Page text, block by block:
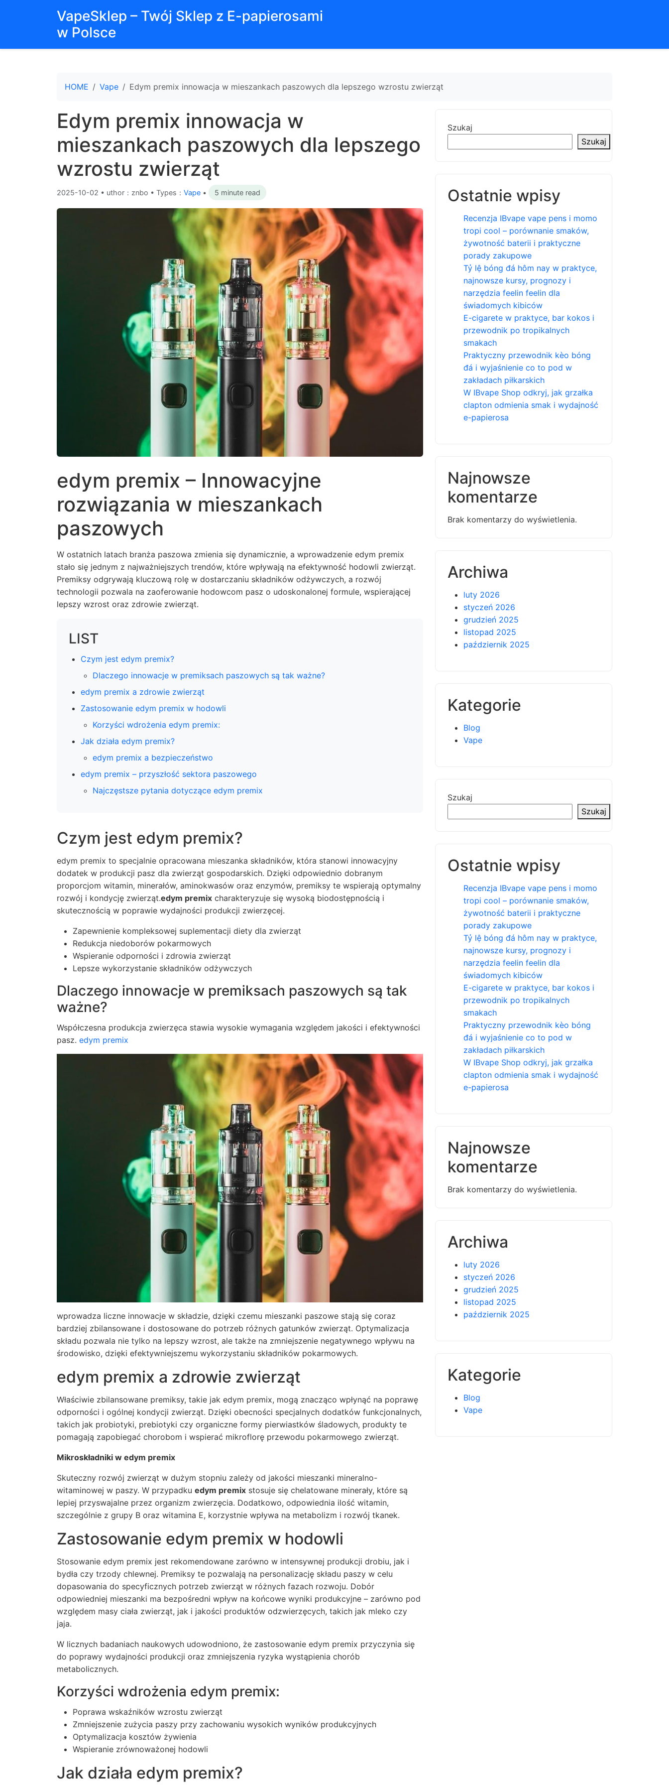
VapeSklep – Twój Sklep z E-papierosami
w Polsce
HOME Vape Edym premix innowacja w mieszankach paszowych dla lepszego wzrostu zwierząt
Edym premix innowacja w
mieszankach paszowych dla lepszego
wzrostu zwierząt
2025-10-02 • uthor：znbo • Types： Vape • 5 minute read
edym premix – Innowacyjne
rozwiązania w mieszankach
paszowych
W ostatnich latach branża paszowa zmienia się dynamicznie, a wprowadzenie edym premix
stało się jednym z najważniejszych trendów, które wpływają na efektywność hodowli zwierząt.
Premiksy odgrywają kluczową rolę w dostarczaniu składników odżywczych, a rozwój
technologii pozwala na zaoferowanie hodowcom pasz o udoskonalonej formule, wspierającej
lepszy wzrost oraz zdrowie zwierząt.
LIST
Czym jest edym premix?
Dlaczego innowacje w premiksach paszowych są tak ważne?
edym premix a zdrowie zwierząt
Zastosowanie edym premix w hodowli
Korzyści wdrożenia edym premix:
Jak działa edym premix?
edym premix a bezpieczeństwo
edym premix – przyszłość sektora paszowego
Najczęstsze pytania dotyczące edym premix
Czym jest edym premix?
edym premix to specjalnie opracowana mieszanka składników, która stanowi innowacyjny
dodatek w produkcji pasz dla zwierząt gospodarskich. Dzięki odpowiednio dobranym
proporcjom witamin, minerałów, aminokwasów oraz enzymów, premiksy te wspierają optymalny
rozwój i kondycję zwierząt.edym premix charakteryzuje się wysoką biodostępnością i
skutecznością w poprawie wydajności produkcji zwierzęcej.
Zapewnienie kompleksowej suplementacji diety dla zwierząt
Redukcja niedoborów pokarmowych
Wspieranie odporności i zdrowia zwierząt
Lepsze wykorzystanie składników odżywczych
Dlaczego innowacje w premiksach paszowych są tak
ważne?
Współczesna produkcja zwierzęca stawia wysokie wymagania względem jakości i efektywności
pasz. edym premix
wprowadza liczne innowacje w składzie, dzięki czemu mieszanki paszowe stają się coraz
bardziej zbilansowane i dostosowane do potrzeb różnych gatunków zwierząt. Optymalizacja
składu pozwala nie tylko na lepszy wzrost, ale także na zmniejszenie negatywnego wpływu na
środowisko, dzięki efektywniejszemu wykorzystaniu składników pokarmowych.
edym premix a zdrowie zwierząt
Właściwie zbilansowane premiksy, takie jak edym premix, mogą znacząco wpłynąć na poprawę
odporności i ogólnej kondycji zwierząt. Dzięki obecności specjalnych dodatków funkcjonalnych,
takich jak probiotyki, prebiotyki czy organiczne formy pierwiastków śladowych, produkty te
pomagają zapobiegać chorobom i wspierać mikroflorę przewodu pokarmowego zwierząt.
Mikroskładniki w edym premix
Skuteczny rozwój zwierząt w dużym stopniu zależy od jakości mieszanki mineralno-
witaminowej w paszy. W przypadku edym premix stosuje się chelatowane minerały, które są
lepiej przyswajalne przez organizm zwierzęcia. Dodatkowo, odpowiednia ilość witamin,
szczególnie z grupy B oraz witamina E, korzystnie wpływa na metabolizm i rozwój tkanek.
Zastosowanie edym premix w hodowli
Stosowanie edym premix jest rekomendowane zarówno w intensywnej produkcji drobiu, jak i
bydła czy trzody chlewnej. Premiksy te pozwalają na personalizację składu paszy w celu
dopasowania do specyficznych potrzeb zwierząt w różnych fazach rozwoju. Dobór
odpowiedniej mieszanki ma bezpośredni wpływ na końcowe wyniki produkcyjne – zarówno pod
względem masy ciała zwierząt, jak i jakości produktów odzwierzęcych, takich jak mleko czy
jaja.
W licznych badaniach naukowych udowodniono, że zastosowanie edym premix przyczynia się
do poprawy wydajności produkcji oraz zmniejszenia ryzyka wystąpienia chorób
metabolicznych.
Korzyści wdrożenia edym premix:
Poprawa wskaźników wzrostu zwierząt
Zmniejszenie zużycia paszy przy zachowaniu wysokich wyników produkcyjnych
Optymalizacja kosztów żywienia
Wspieranie zrównoważonej hodowli
Jak działa edym premix?
Szukaj
Szukaj
Ostatnie wpisy
Recenzja IBvape vape pens i momo
tropi cool – porównanie smaków,
żywotność baterii i praktyczne
porady zakupowe
Tỷ lệ bóng đá hôm nay w praktyce,
najnowsze kursy, prognozy i
narzędzia feelin feelin dla
świadomych kibiców
E-cigarete w praktyce, bar kokos i
przewodnik po tropikalnych
smakach
Praktyczny przewodnik kèo bóng
đá i wyjaśnienie co to pod w
zakładach piłkarskich
W IBvape Shop odkryj, jak grzałka
clapton odmienia smak i wydajność
e-papierosa
Najnowsze
komentarze
Brak komentarzy do wyświetlenia.
Archiwa
luty 2026
styczeń 2026
grudzień 2025
listopad 2025
październik 2025
Kategorie
Blog
Vape
Szukaj
Szukaj
Ostatnie wpisy
Recenzja IBvape vape pens i momo
tropi cool – porównanie smaków,
żywotność baterii i praktyczne
porady zakupowe
Tỷ lệ bóng đá hôm nay w praktyce,
najnowsze kursy, prognozy i
narzędzia feelin feelin dla
świadomych kibiców
E-cigarete w praktyce, bar kokos i
przewodnik po tropikalnych
smakach
Praktyczny przewodnik kèo bóng
đá i wyjaśnienie co to pod w
zakładach piłkarskich
W IBvape Shop odkryj, jak grzałka
clapton odmienia smak i wydajność
e-papierosa
Najnowsze
komentarze
Brak komentarzy do wyświetlenia.
Archiwa
luty 2026
styczeń 2026
grudzień 2025
listopad 2025
październik 2025
Kategorie
Blog
Vape